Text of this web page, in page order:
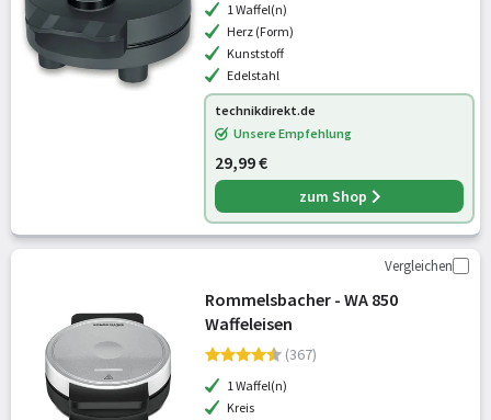
1 Waffel(n)
Herz (Form)
Kunststoff
Edelstahl
technikdirekt.de
Unsere Empfehlung
29,99 €
zum Shop
Vergleichen
Rommelsbacher - WA 850
Waffeleisen
(367)
1 Waffel(n)
Kreis